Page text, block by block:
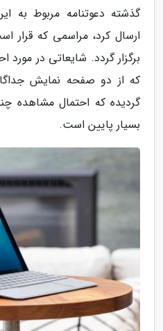
گذشته دعوتنامه مربوط به
برگزار گردد. شایعاتی در مورد
که از دو صفحه نمایش
گردیده که احتمال مشاهده
بسیار پایین است.